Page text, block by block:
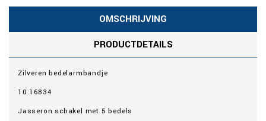
OMSCHRIJVING
PRODUCTDETAILS
Zilveren bedelarmbandje
10.16834
Jasseron schakel met 5 bedels